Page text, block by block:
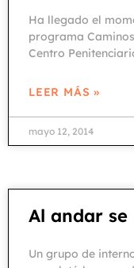
Ha llegado el
programa
Centro
LEER MÁS »
mayo 12, 2014
Al andar
Un grupo de